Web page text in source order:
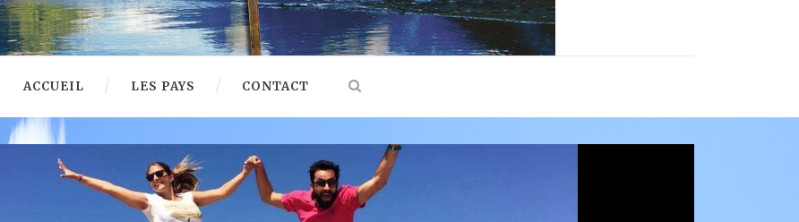
ACCUEIL LES PAYS CONTACT